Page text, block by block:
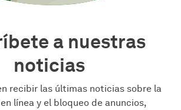
a nuestras
noticias
recibir las últimas noticias sobre la
línea y el bloqueo de anuncios,